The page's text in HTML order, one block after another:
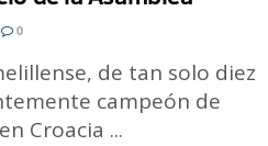
0
de tan solo diez
campeón de
Croacia ...